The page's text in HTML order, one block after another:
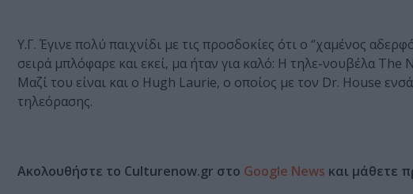
Υ.Γ. Έγινε πολύ παιχνίδι με τις προσδοκίες ότι ο ‘’χαμένος
σειρά μπλόφαρε και εκεί, μα ήταν για καλό: Η τηλε-νουβέλα
Μαζί του είναι και ο Hugh Laurie, ο οποίος με τον Dr. House
τηλεόρασης.
Ακολουθήστε το Culturenow.gr στο Google News και μάθετε